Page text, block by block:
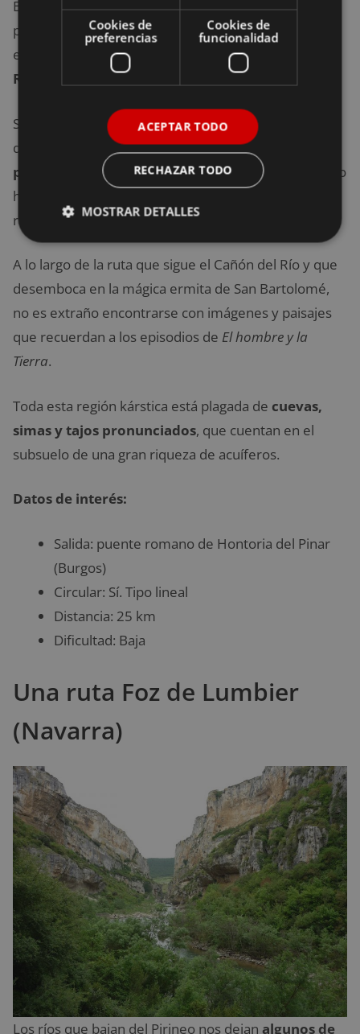
Enclavado en la Sierra Ibérica, en la región entre las
provincias de Soria y Burgos aguarda uno de los
enclaves más misteriosos de la región:
Río Lobos
Se trata de un Parque Natural protegido con la
denominación deZona de Especial Protección
para la Aves (ZEPA)en tanto que se ha erigido como
hábitat ideal para decenas de especies de aves
rapaces como el águila, el buitre o los búhos.
A lo largo de la ruta que sigue el Cañón del Río y que
desemboca en la mágica ermita de San Bartolomé,
no es extraño encontrarse con imágenes y paisajes
que recuerdan a los episodios de El hombre y la
Tierra.
Toda esta región kárstica está plagada de cuevas,
simas y tajos pronunciados, que cuentan en el
subsuelo de una gran riqueza de acuíferos.
Datos de interés:
Salida: puente romano de Hontoria del Pinar
(Burgos)
Circular: Sí. Tipo lineal
Distancia: 25 km
Dificultad: Baja
Una ruta Foz de Lumbier
(Navarra)
Los ríos que bajan del Pirineo nos dejan algunos de
Cookies de
preferencias
Cookies de
funcionalidad
ACEPTAR TODO
RECHAZAR TODO
MOSTRAR DETALLES